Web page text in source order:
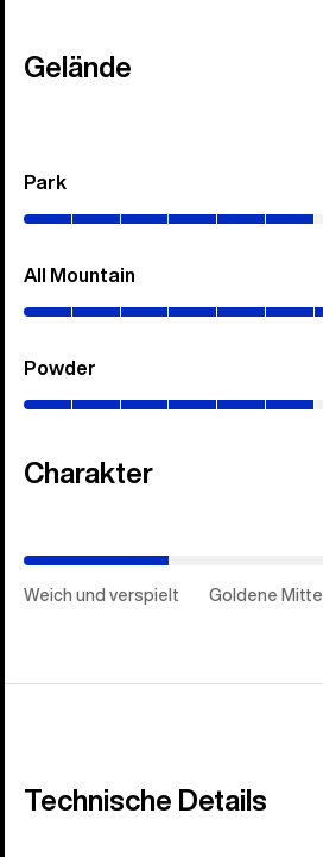
Gelände
Park
All Mountain
Powder
Charakter
Weich und verspielt Goldene Mitte
Technische Details